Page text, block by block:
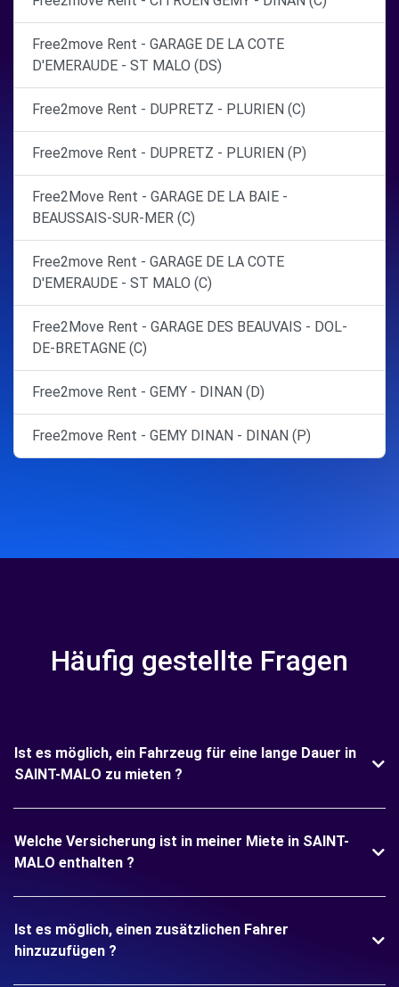
Free2move Rent - GARAGE DE LA COTE
D'EMERAUDE - ST MALO (DS)
Free2move Rent - DUPRETZ - PLURIEN (C)
Free2move Rent - DUPRETZ - PLURIEN (P)
Free2Move Rent - GARAGE DE LA BAIE -
BEAUSSAIS-SUR-MER (C)
Free2move Rent - GARAGE DE LA COTE
D'EMERAUDE - ST MALO (C)
Free2Move Rent - GARAGE DES BEAUVAIS - DOL-
DE-BRETAGNE (C)
Free2move Rent - GEMY - DINAN (D)
Free2move Rent - GEMY DINAN - DINAN (P)
Häufig gestellte Fragen
Ist es möglich, ein Fahrzeug für eine lange Dauer in
SAINT-MALO zu mieten ?
Welche Versicherung ist in meiner Miete in SAINT-
MALO enthalten ?
Ist es möglich, einen zusätzlichen Fahrer
hinzuzufügen ?